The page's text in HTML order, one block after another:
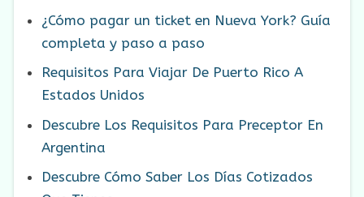
¿Cómo pagar un ticket en Nueva York? Guía
completa y paso a paso
Requisitos Para Viajar De Puerto Rico A
Estados Unidos
Descubre Los Requisitos Para Preceptor En
Argentina
Descubre Cómo Saber Los Días Cotizados